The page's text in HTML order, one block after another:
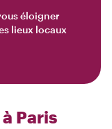
éloigner
lieux locaux
Paris